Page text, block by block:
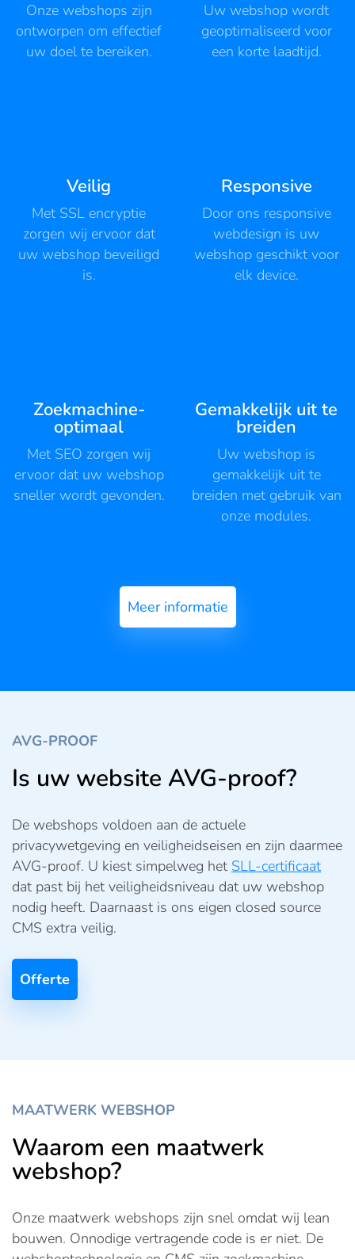
Onze webshops zijn
ontworpen om effectief
uw doel te bereiken.
Uw webshop wordt
geoptimaliseerd voor
een korte laadtijd.
Veilig
Met SSL encryptie
zorgen wij ervoor dat
uw webshop beveiligd
is.
Responsive
Door ons responsive
webdesign is uw
webshop geschikt voor
elk device.
Zoekmachine-
optimaal
Met SEO zorgen wij
ervoor dat uw webshop
sneller wordt gevonden.
Gemakkelijk uit te
breiden
Uw webshop is
gemakkelijk uit te
breiden met gebruik van
onze modules.
Meer informatie
AVG-PROOF
Is uw website AVG-proof?
De webshops voldoen aan de actuele
privacywetgeving en veiligheidseisen en zijn daarmee
AVG-proof. U kiest simpelweg het SLL-certificaat
dat past bij het veiligheidsniveau dat uw webshop
nodig heeft. Daarnaast is ons eigen closed source
CMS extra veilig.
Offerte
MAATWERK WEBSHOP
Waarom een maatwerk
webshop?
Onze maatwerk webshops zijn snel omdat wij lean
bouwen. Onnodige vertragende code is er niet. De